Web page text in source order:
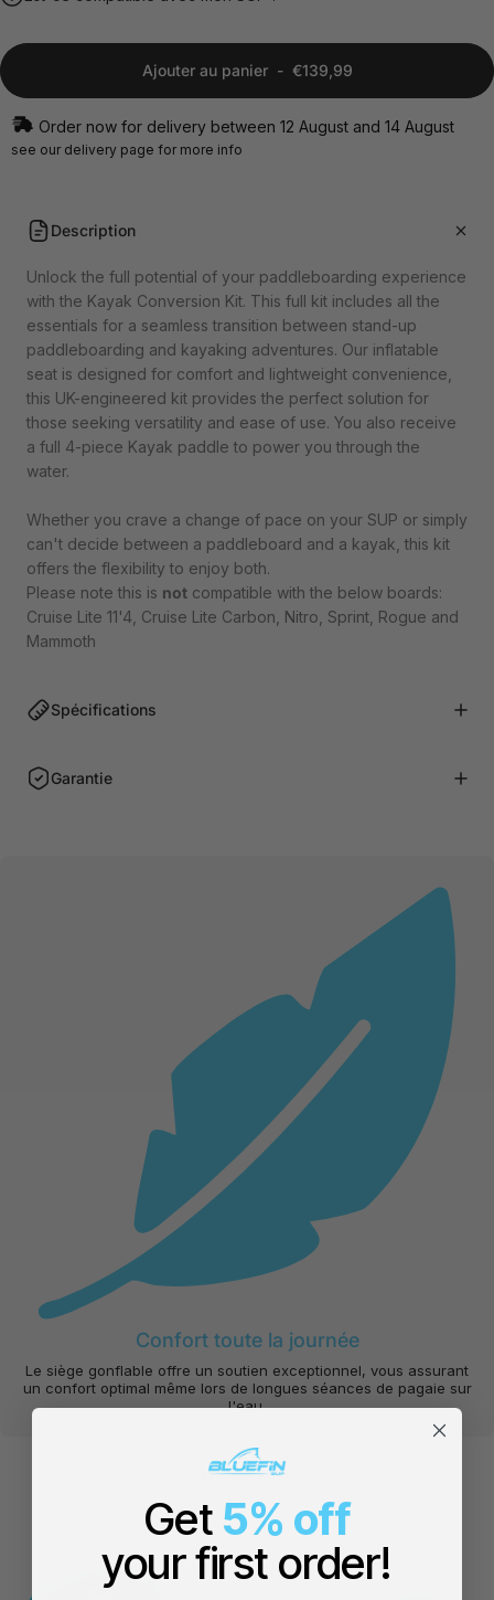
Ajouter au panier- €139,99
Order now for delivery between 12 August and 14 August
see our delivery page for more info
Description
Unlock the full potential of your paddleboarding experience
with the Kayak Conversion Kit. This full kit includes all the
essentials for a seamless transition between stand-up
paddleboarding and kayaking adventures. Our inflatable
seat is designed for comfort and lightweight convenience,
this UK-engineered kit provides the perfect solution for
those seeking versatility and ease of use. You also receive
a full 4-piece Kayak paddle to power you through the
water.
Whether you crave a change of pace on your SUP or simply
can't decide between a paddleboard and a kayak, this kit
offers the flexibility to enjoy both.
Please note this is not compatible with the below boards:
Cruise Lite 11'4, Cruise Lite Carbon, Nitro, Sprint, Rogue and
Mammoth
Spécifications
Garantie
Confort toute la journée
Le siège gonflable offre un soutien exceptionnel, vous assurant
un confort optimal même lors de longues séances de pagaie sur
l'eau.
Get 5% off
your first order!